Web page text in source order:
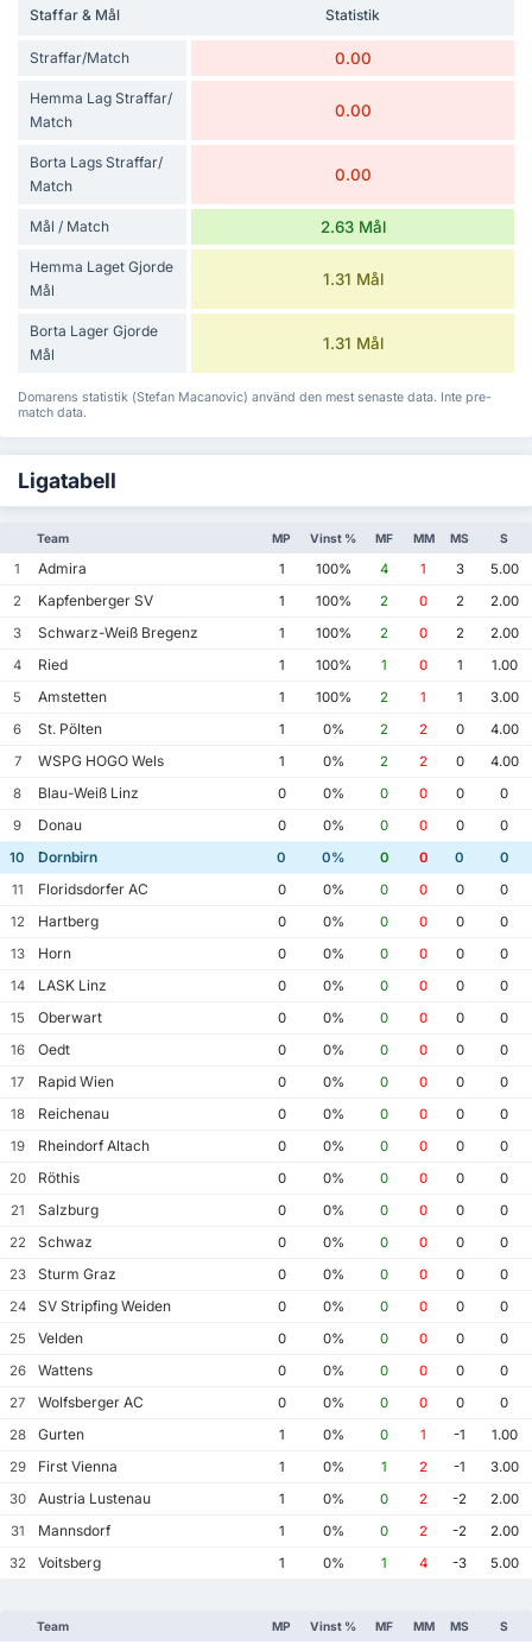
Staffar & Mål Statistik
Straffar/Match 0.00
Hemma Lag Straffar/
Match
0.00
Borta Lags Straffar/
Match
0.00
Mål / Match 2.63 Mål
Hemma Laget Gjorde
Mål
1.31 Mål
Borta Lager Gjorde
Mål
1.31 Mål
Domarens statistik (Stefan Macanovic) använd den mest senaste data. Inte pre-
match data.
Ligatabell
Team MP Vinst % MF MM MS S
1 Admira 1 100% 4 1 3
5.00
2
Kapfenberger SV 1 100% 2 0 2
2.00
3
Schwarz-Weiß Bregenz 1 100% 2 0 2
2.00
4
Ried 1 100% 1 0 1
1.00
5
Amstetten 1 100% 2 1 1
3.00
6
St. Pölten 1 0% 2 2 0
4.00
7
WSPG HOGO Wels 1 0% 2 2 0
4.00
8
Blau-Weiß Linz 0 0% 0 0 0
0
9
Donau 0 0% 0 0 0
0
10
Dornbirn 0 0% 0 0 0
0
11
Floridsdorfer AC 0 0% 0 0 0
0
12
Hartberg 0 0% 0 0 0
0
13
Horn 0 0% 0 0 0
0
14
LASK Linz 0 0% 0 0 0
0
15
Oberwart 0 0% 0 0 0
0
16
Oedt 0 0% 0 0 0
0
17
Rapid Wien 0 0% 0 0 0
0
18
Reichenau 0 0% 0 0 0
0
19
Rheindorf Altach 0 0% 0 0 0
0
20
Röthis 0 0% 0 0 0
0
21
Salzburg 0 0% 0 0 0
0
22
Schwaz 0 0% 0 0 0
0
23
Sturm Graz 0 0% 0 0 0
0
24
SV Stripfing Weiden 0 0% 0 0 0
0
25
Velden 0 0% 0 0 0
0
26
Wattens 0 0% 0 0 0
0
27
Wolfsberger AC 0 0% 0 0 0
0
28
Gurten 1 0% 0 1 -1
1.00
29
First Vienna 1 0% 1 2 -1
3.00
30
Austria Lustenau 1 0% 0 2 -2
2.00
31
Mannsdorf 1 0% 0 2 -2
2.00
32
Voitsberg 1 0% 1 4 -3 5.00
Team MP Vinst % MF MM MS S